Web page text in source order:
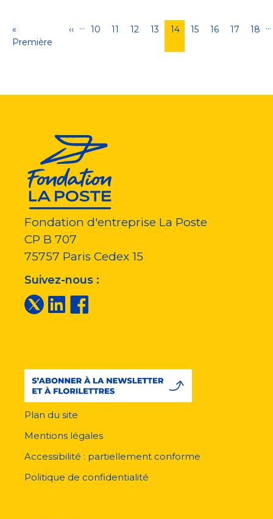
Pagination
Première
page
«
Première
Page
‹‹ … Page
10 Page
11 Page
12 Page
13
Page
14 Page
15 Page
16 Page
17 18 …
Fondation d'entreprise La Poste
CP B 707
75757 Paris Cedex 15
Suivez-nous :
pied
page
Plan du site
Mentions légales
Accessibilité : partiellement conforme
Politique de confidentialité